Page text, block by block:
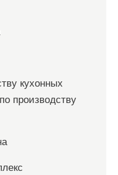
кухонных
производству